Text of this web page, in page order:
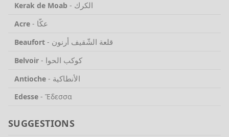
Kerak de Moab - الكرك
Acre - عكّا
Beaufort - قلعة الشّقيف أرنون
Belvoir - كوكب الحوا
Antioche - الأنطاكية
Edesse - Ἔδεσσα
SUGGESTIONS